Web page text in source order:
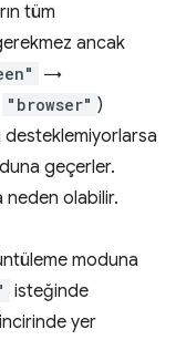
tüm
ancak
→
"browser" )
desteklemiyorlarsa
geçerler.
olabilir.
moduna
isteğinde
yer